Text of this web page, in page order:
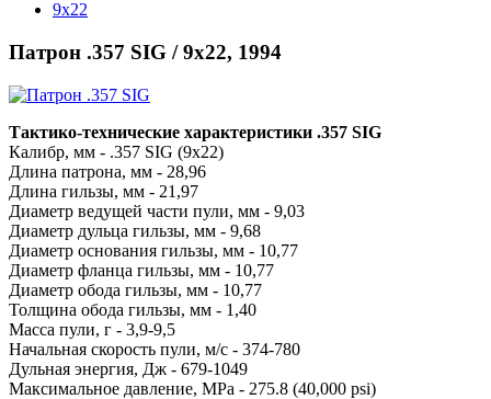
9x22
Патрон .357 SIG / 9x22, 1994
Тактико-технические характеристики .357 SIG
Калибр, мм - .357 SIG (9x22)
Длина патрона, мм - 28,96
Длина гильзы, мм - 21,97
Диаметр ведущей части пули, мм - 9,03
Диаметр дульца гильзы, мм - 9,68
Диаметр основания гильзы, мм - 10,77
Диаметр фланца гильзы, мм - 10,77
Диаметр обода гильзы, мм - 10,77
Толщина обода гильзы, мм - 1,40
Масса пули, г - 3,9-9,5
Начальная скорость пули, м/с - 374-780
Дульная энергия, Дж - 679-1049
Максимальное давление, MPa - 275.8 (40,000 psi)